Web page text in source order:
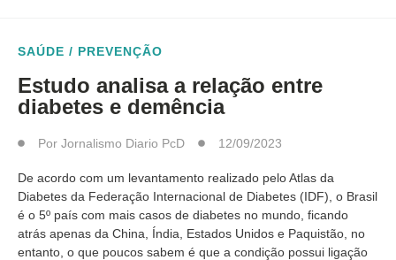
SAÚDE / PREVENÇÃO
Estudo analisa a relação entre
diabetes e demência
Por Jornalismo Diario PcD 12/09/2023
De acordo com um levantamento realizado pelo Atlas da
Diabetes da Federação Internacional de Diabetes (IDF), o Brasil
é o 5º país com mais casos de diabetes no mundo, ficando
atrás apenas da China, Índia, Estados Unidos e Paquistão, no
entanto, o que poucos sabem é que a condição possui ligação